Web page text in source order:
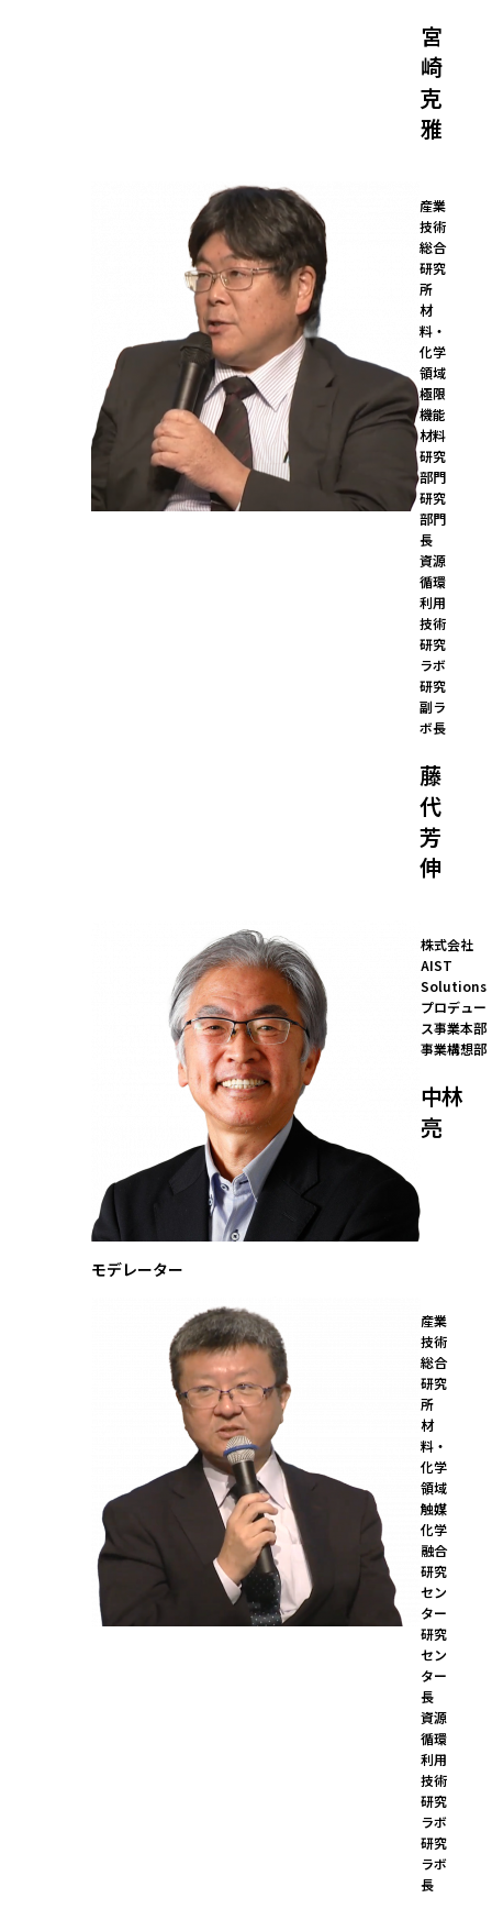
宮
崎
克
雅
産業
技術
総合
研究
所
材
料・
化学
領域
極限
機能
材料
研究
部門
研究
部門
長
資源
循環
利用
技術
研究
ラボ
研究
副ラ
ボ長
藤
代
芳
伸
株式会社
AIST
Solutions
プロデュー
ス事業本部
事業構想部
中林
亮
モデレーター
産業
技術
総合
研究
所
材
料・
化学
領域
触媒
化学
融合
研究
セン
ター
研究
セン
ター
長
資源
循環
利用
技術
研究
ラボ
研究
ラボ
長